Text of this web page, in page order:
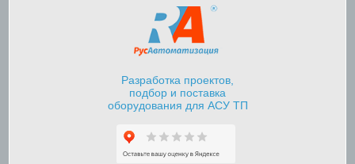
Шкафы контроля и
Разработка проектов,
подбор и поставка
оборудования для АСУ ТП